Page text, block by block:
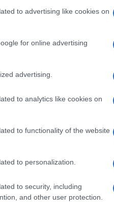
to advertising like cookies on
for online advertising
advertising.
to analytics like cookies on
to functionality of the website
to personalization.
to security, including
and other user protection.
alle Brigate
sono
perché sanno
e sbarchi
che di
non
esistono,
la
a
ma
morbida ora
gestirsi in